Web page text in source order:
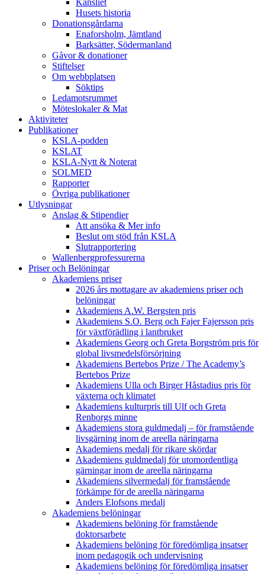
Kansliet
Husets historia
Donationsgårdarna
Enaforsholm, Jämtland
Barksätter, Södermanland
Gåvor & donationer
Stiftelser
Om webbplatsen
Söktips
Ledamotsrummet
Möteslokaler & Mat
Aktiviteter
Publikationer
KSLA-podden
KSLAT
KSLA-Nytt & Noterat
SOLMED
Rapporter
Övriga publikationer
Utlysningar
Anslag & Stipendier
Att ansöka & Mer info
Beslut om stöd från KSLA
Slutrapportering
Wallenbergprofessurerna
Priser och Belöningar
Akademiens priser
2026 års mottagare av akademiens priser och
belöningar
Akademiens A.W. Bergsten pris
Akademiens S.O. Berg och Fajer Fajersson pris
för växtförädling i lantbruket
Akademiens Georg och Greta Borgström pris för
global livsmedelsförsörjning
Akademiens Bertebos Prize / The Academy’s
Bertebos Prize
Akademiens Ulla och Birger Håstadius pris för
växterna och klimatet
Akademiens kulturpris till Ulf och Greta
Renborgs minne
Akademiens stora guldmedalj – för framstående
livsgärning inom de areella näringarna
Akademiens medalj för rikare skördar
Akademiens guldmedalj för utomordentliga
gärningar inom de areella näringarna
Akademiens silvermedalj för framstående
förkämpe för de areella näringarna
Anders Elofsons medalj
Akademiens belöningar
Akademiens belöning för framstående
doktorsarbete
Akademiens belöning för föredömliga insatser
inom pedagogik och undervisning
Akademiens belöning för föredömliga insatser